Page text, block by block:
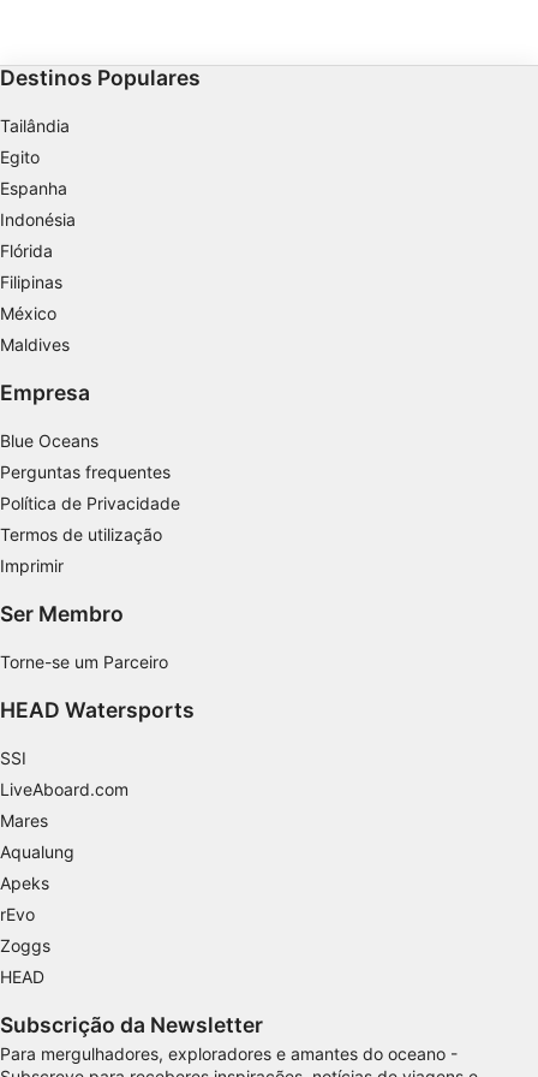
Destinos Populares
Tailândia
Egito
Espanha
Indonésia
Flórida
Filipinas
México
Maldives
Empresa
Blue Oceans
Perguntas frequentes
Política de Privacidade
Termos de utilização
Imprimir
Ser Membro
Torne-se um Parceiro
HEAD Watersports
SSI
LiveAboard.com
Mares
Aqualung
Apeks
rEvo
Zoggs
HEAD
Subscrição da Newsletter
Para mergulhadores, exploradores e amantes do oceano -